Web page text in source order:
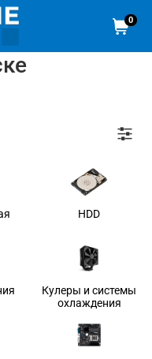
0
HDD
Кулеры и системы
охлаждения